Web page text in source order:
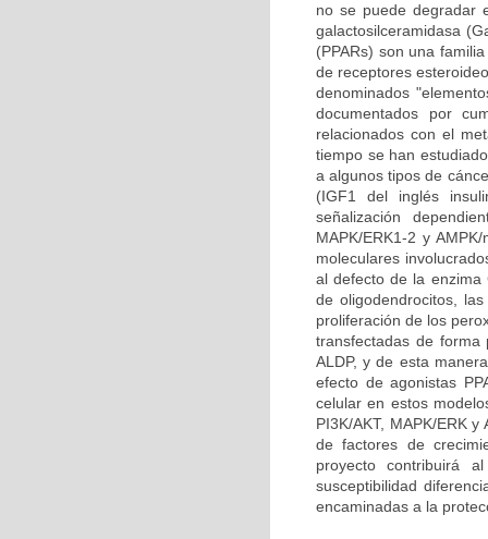
no se puede degradar
galactosilceramidasa
(PPARs) son una
de receptores
denominados
documentados por
relacionados con el
tiempo se han
a algunos tipos de
(IGF1 del inglés
señalización
MAPK/ERK1-2 y
moleculares
al defecto de la enzima
de oligodendrocitos,
proliferación de los
transfectadas de forma
ALDP, y de esta
efecto de agonistas
celular en estos
PI3K/AKT, MAPK/ERK
de factores de
proyecto contribuirá
susceptibilidad
encaminadas a la